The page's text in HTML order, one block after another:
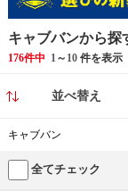
キャブバンから探
176件中 1～ 10件を表示
並べ替え
キャブバン
全てチェック